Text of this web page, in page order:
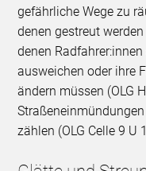
gefährliche Wege zu
denen gestreut
denen
ausweichen oder ihre
ändern müssen (OLG
zählen (OLG Celle 9 U